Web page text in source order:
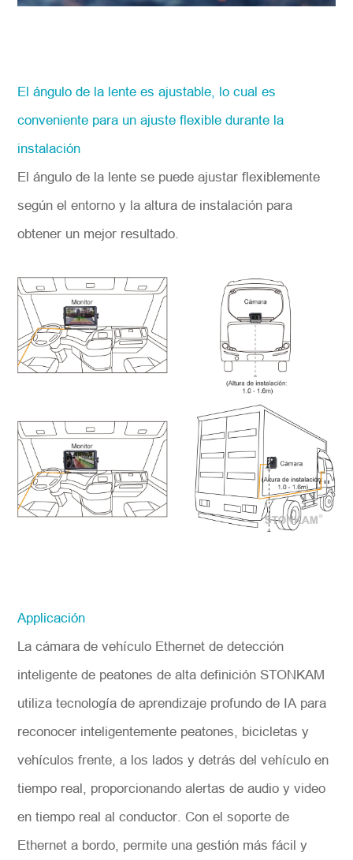
El ángulo de la lente es ajustable, lo cual es
conveniente para un ajuste flexible durante la
instalación
El ángulo de la lente se puede ajustar flexiblemente
según el entorno y la altura de instalación para
obtener un mejor resultado.
Applicación
La cámara de vehículo Ethernet de detección
inteligente de peatones de alta definición STONKAM
utiliza tecnología de aprendizaje profundo de IA para
reconocer inteligentemente peatones, bicicletas y
vehículos frente, a los lados y detrás del vehículo en
tiempo real, proporcionando alertas de audio y video
en tiempo real al conductor. Con el soporte de
Ethernet a bordo, permite una gestión más fácil y